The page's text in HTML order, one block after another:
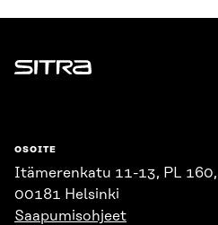
Sitra
OSOITE
Itämerenkatu 11-13, PL 160,
00181 Helsinki
Saapumisohjeet